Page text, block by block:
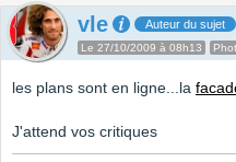
vle Auteur du sujet
Le 27/10/2009 à 08h13
les plans sont en ligne...la
J'attend vos critiques